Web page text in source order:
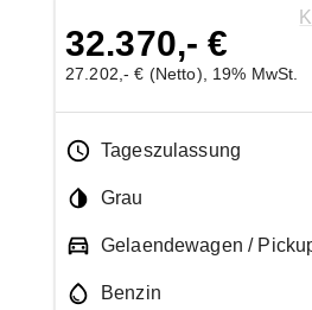
32.370,- €
27.202,- € (Netto), 19% MwSt.
Tageszulassung
Grau
Gelaendewagen /
Benzin